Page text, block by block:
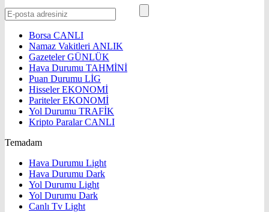
Borsa CANLI
Namaz Vakitleri ANLIK
GazetelerGÜNLÜK
Hava Durumu TAHMİNİ
Puan Durumu LİG
HisselerEKONOMİ
ParitelerEKONOMİ
Yol Durumu TRAFİK
Kripto ParalarCANLI
Temadam
Hava Durumu Light
Hava Durumu Dark
Yol Durumu Light
Yol Durumu Dark
Canlı Tv Light